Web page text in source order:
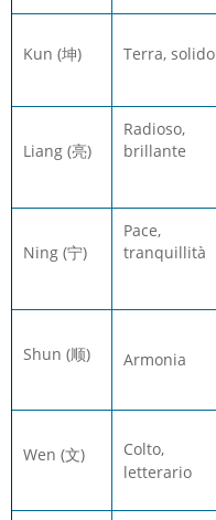
Kun (坤) Terra, solido
Liang (亮)
Radioso,
brillante
Ning (宁)
Pace,
tranquillità
Shun (顺) Armonia
Wen (文)
Colto,
letterario